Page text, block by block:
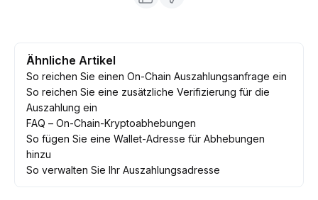
Ähnliche Artikel
So reichen Sie einen On-Chain Auszahlungsanfrage ein
So reichen Sie eine zusätzliche Verifizierung für die
Auszahlung ein
FAQ – On-Chain-Kryptoabhebungen
So fügen Sie eine Wallet-Adresse für Abhebungen
hinzu
So verwalten Sie Ihr Auszahlungsadresse